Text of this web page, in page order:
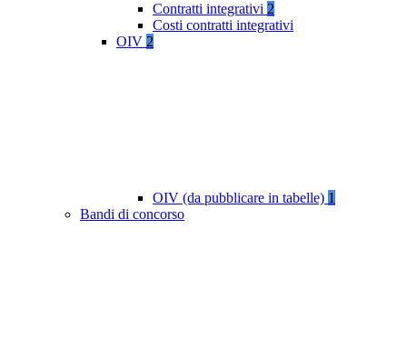
Contratti integrativi 2
Costi contratti integrativi
OIV 2
OIV (da pubblicare in tabelle) 1
Bandi di concorso